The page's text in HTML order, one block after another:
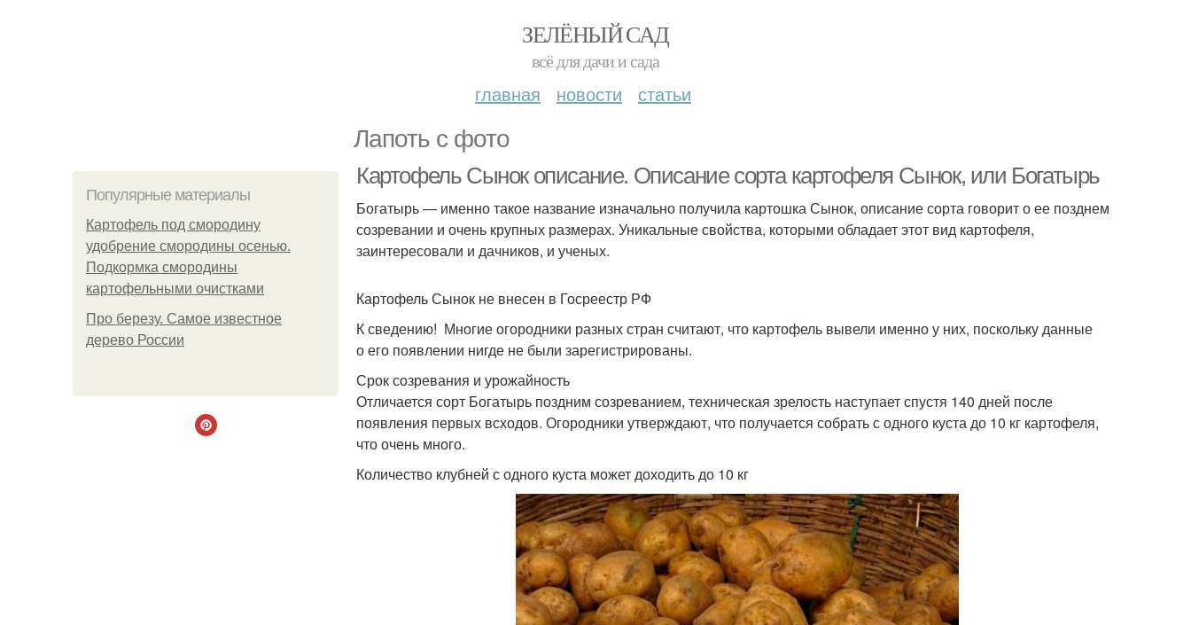
ЗЕЛЁНЫЙ САД
всё для дачи и сада
главная новости статьи
Лапоть с фото
Популярные материалы
Картофель под смородину
удобрение смородины осенью.
Подкормка смородины
картофельными очистками
Про березу. Самое известное
дерево России
Картофель Сынок описание. Описание сорта картофеля Сынок, или Богатырь
Богатырь — именно такое название изначально получила картошка Сынок, описание сорта говорит о ее позднем
созревании и очень крупных размерах. Уникальные свойства, которыми обладает этот вид картофеля,
заинтересовали и дачников, и ученых.
Картофель Сынок не внесен в Госреестр РФ
К сведению! Многие огородники разных стран считают, что картофель вывели именно у них, поскольку данные
о его появлении нигде не были зарегистрированы.
Срок созревания и урожайность
Отличается сорт Богатырь поздним созреванием, техническая зрелость наступает спустя 140 дней после
появления первых всходов. Огородники утверждают, что получается собрать с одного куста до 10 кг картофеля,
что очень много.
Количество клубней с одного куста может доходить до 10 кг